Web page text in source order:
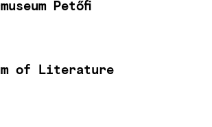
Petőfi
of Literature